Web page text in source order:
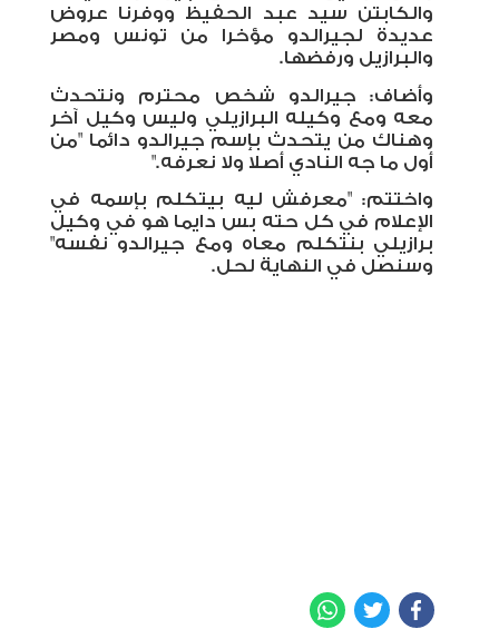
والكابتن سيد عبد الحفيظ ووفرنا عروض
عديدة لجيرالدو مؤخرا من تونس ومصر
والبرازيل ورفضها.
وأضاف: جيرالدو شخص محترم ونتحدث
معه ومع وكيله البرازيلي وليس وكيل آخر
وهناك من يتحدث بإسم جيرالدو دائما "من
أول ما جه النادي أصلا ولا نعرفه".
واختتم: "معرفش ليه بيتكلم بإسمه في
الإعلام في كل حته بس دايما هو في وكيل
برازيلي بنتكلم معاه ومع جيرالدو نفسه"
وسنصل في النهاية لحل.
Facebook
Twitter